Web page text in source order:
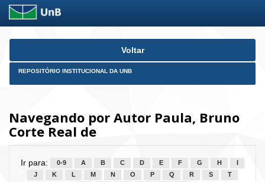
Skip
Voltar
REPOSITÓRIO INSTITUCIONAL DA UNB
Navegando por Autor Paula, Bruno
Corte Real de
Ir para: 0-9 A B C D E F G H
J
K L M N O P Q R S
T